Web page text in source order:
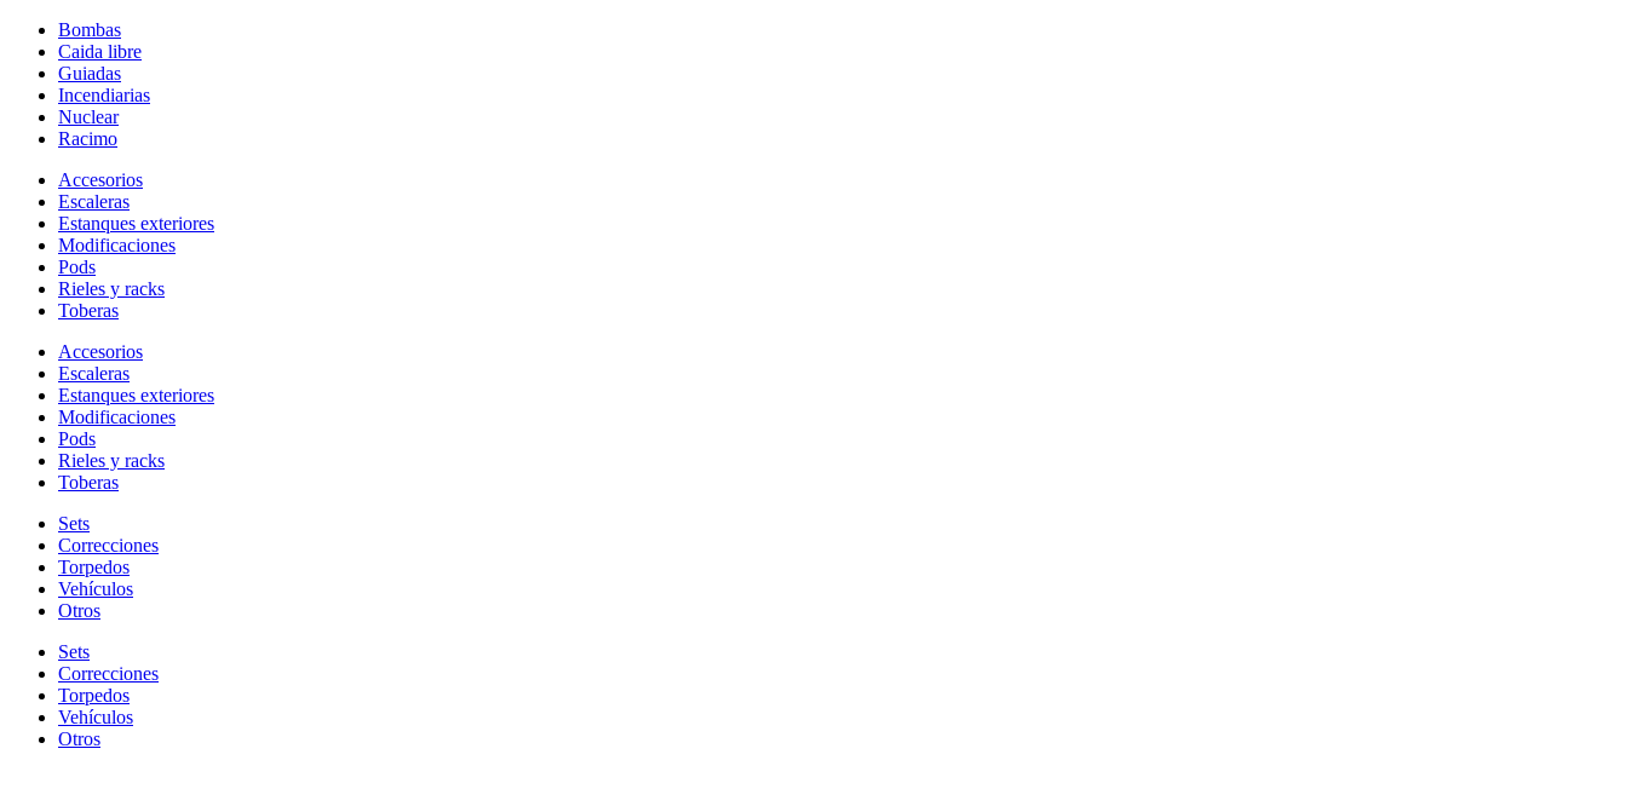
Bombas
Caida libre
Guiadas
Incendiarias
Nuclear
Racimo
Accesorios
Escaleras
Estanques exteriores
Modificaciones
Pods
Rieles y racks
Toberas
Accesorios
Escaleras
Estanques exteriores
Modificaciones
Pods
Rieles y racks
Toberas
Sets
Correcciones
Torpedos
Vehículos
Otros
Sets
Correcciones
Torpedos
Vehículos
Otros